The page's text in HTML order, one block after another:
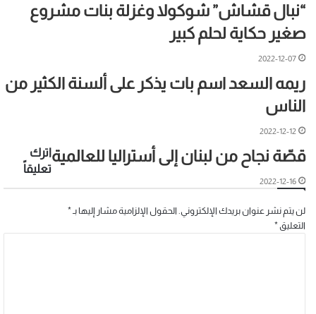
“نبال قشاش” شوكولا وغزلة بنات مشروع
صغير حكاية لحلم كبير
2022-12-07
ريمه السعد اسم بات يذكر على ألسنة الكثير من
الناس
2022-12-12
قصّة نجاح من لبنان إلى أستراليا للعالمية
2022-12-16
اترك
تعليقاً
لن يتم نشر عنوان بريدك الإلكتروني. الحقول الإلزامية مشار إليها بـ *
التعليق *